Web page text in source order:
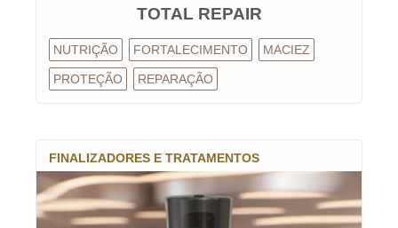
TOTAL REPAIR
NUTRIÇÃO FORTALECIMENTO MACIEZ
PROTEÇÃO REPARAÇÃO
FINALIZADORES E TRATAMENTOS